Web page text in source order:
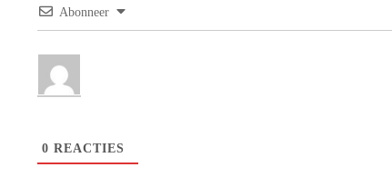
Abonneer
0 REACTIES